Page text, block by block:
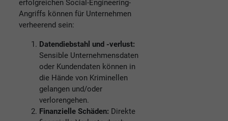
erfolgreichen Social-Engineering-
Angriffs können für Unternehmen
verheerend sein:
Datendiebstahl und -verlust:
Sensible Unternehmensdaten
oder Kundendaten können in
die Hände von Kriminellen
gelangen und/oder
verlorengehen.
Finanzielle Schäden: Direkte